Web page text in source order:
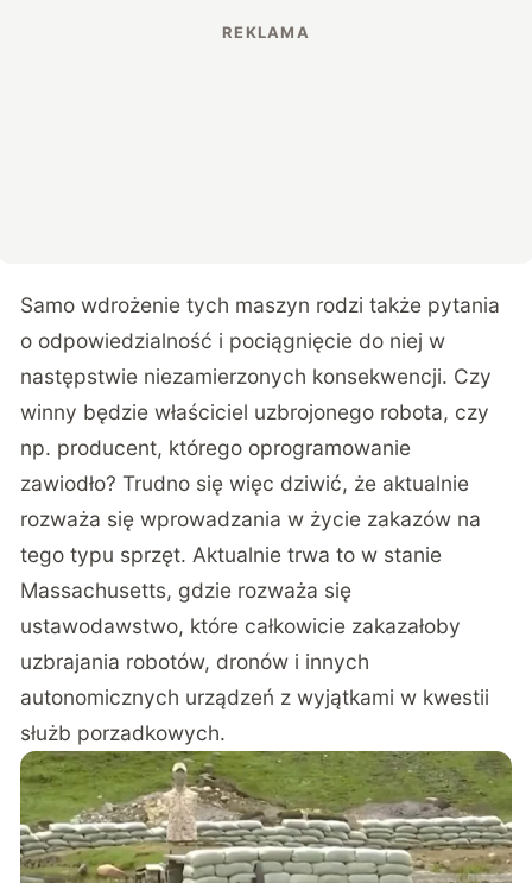
Samo wdrożenie tych maszyn rodzi także pytania
o odpowiedzialność i pociągnięcie do niej w
następstwie niezamierzonych konsekwencji. Czy
winny będzie właściciel uzbrojonego robota, czy
np. producent, którego oprogramowanie
zawiodło? Trudno się więc dziwić, że aktualnie
rozważa się wprowadzania w życie zakazów na
tego typu sprzęt. Aktualnie trwa to w stanie
Massachusetts, gdzie rozważa się
ustawodawstwo, które całkowicie zakazałoby
uzbrajania robotów, dronów i innych
autonomicznych urządzeń z wyjątkami w kwestii
służb porzadkowych.